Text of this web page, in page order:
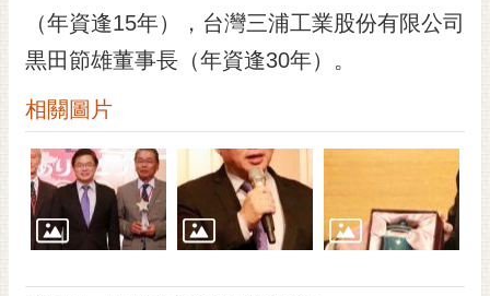
（年資逢15年），台灣三浦工業股份有限公司
黒田節雄董事長（年資逢30年）。
相關圖片